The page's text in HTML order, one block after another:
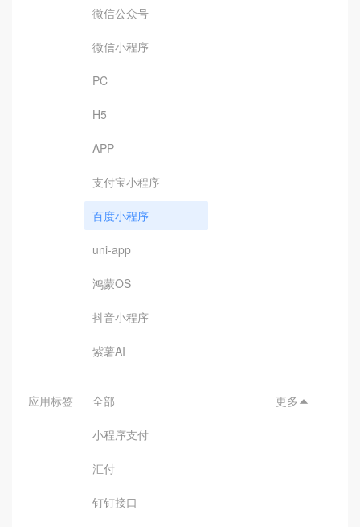
微信公众号
微信小程序
PC
H5
APP
支付宝小程序
百度小程序
uni-app
鸿蒙OS
抖音小程序
紫薯AI
应用标签 全部
小程序支付
汇付
钉钉接口
更多 